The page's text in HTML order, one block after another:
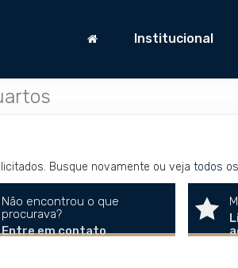
Institucional
Busque novamente ou veja todos
Não encontrou o que
procurava?
Entre em contato